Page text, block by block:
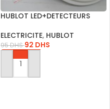
HUBLOT LED+DETECTEURS
IP54
ELECTRICITE, HUBLOT
95DHS 92 DHS
AJOUTER AU PANIER